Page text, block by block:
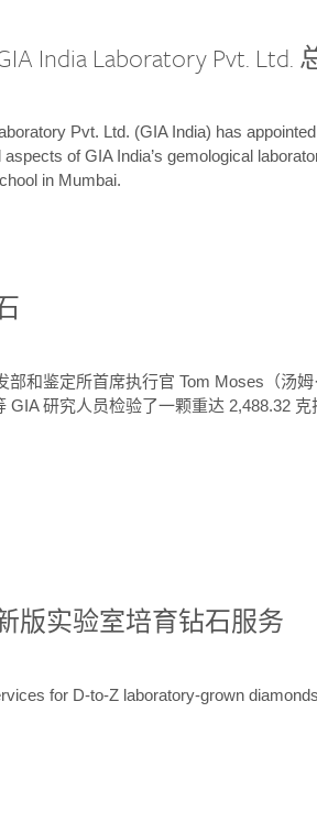
India Laboratory Pvt. Ltd.
Pvt. Ltd. (GIA India) has
of GIA India’s gemological
in Mumbai.
部和鉴定所首席执行官 Tom Moses（汤姆
GIA 研究人员检验了一颗重达 2,488.32 克
版实验室培育钻石服务
for D-to-Z laboratory-grown